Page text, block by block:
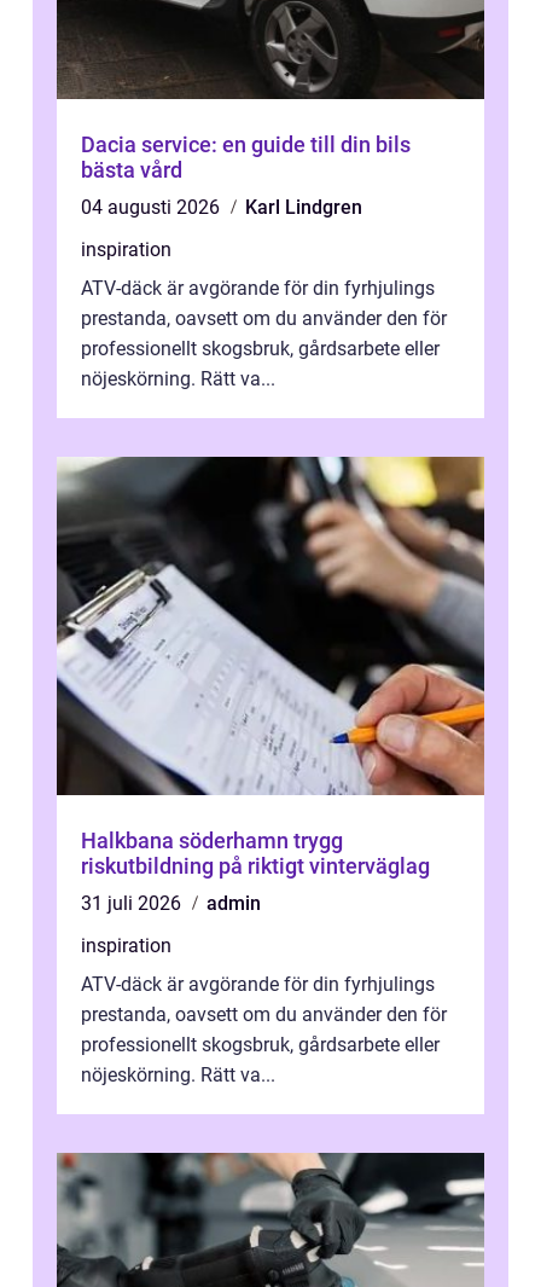
Dacia service: en guide till din bils
bästa vård
04 augusti 2026
Karl Lindgren
inspiration
ATV-däck är avgörande för din fyrhjulings
prestanda, oavsett om du använder den för
professionellt skogsbruk, gårdsarbete eller
nöjeskörning. Rätt va...
Halkbana söderhamn trygg
riskutbildning på riktigt vinterväglag
31 juli 2026
admin
inspiration
ATV-däck är avgörande för din fyrhjulings
prestanda, oavsett om du använder den för
professionellt skogsbruk, gårdsarbete eller
nöjeskörning. Rätt va...